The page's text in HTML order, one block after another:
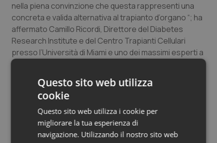
Tumore al seno
Tumore ovarico
Tumori gastrointestinali
Ulcera & Reflusso
Vaccini
nella piena convinzione che questa rappresenti una
concreta e valida alternativa al trapianto d’organo “; ha
affermato Camillo Ricordi, Direttore del Diabetes
Research Institute e del Centro Trapianti Cellulari
presso l’Università di Miami e uno dei massimi esperti a
livello mondiale nelle tecniche di isolamento e trapianto
“l’esperienza di Reparixin consolida la mia intima
convinzione della necessità di una sinergia tra ricerca
pubblica e privata come unica alternativa per offrire ai
pazienti risposte di cura innovative in aree ad alto
bisogno terapeutico”.
Questo sito web utilizza
cookie
Questo sito web utilizza i cookie per
migliorare la tua esperienza di
navigazione. Utilizzando il nostro sito web